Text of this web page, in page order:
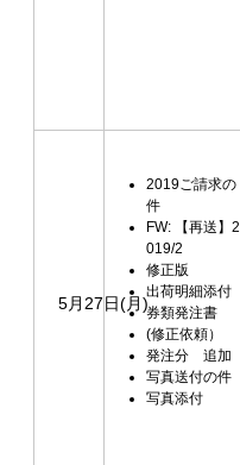
5月27日(月)
2019ご請求の
件
FW: 【再送】2
019/2
修正版
出荷明細添付
券類発注書
(修正依頼）
発注分 追加
写真送付の件
写真添付